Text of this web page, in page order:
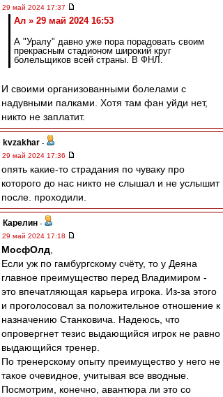
29 май 2024 17:37
Ал » 29 май 2024 16:53
А "Уралу" давно уже пора порадовать своим
прекрасным стадионом широкий круг
болельщиков всей страны. В ФНЛ.
И своими организованными болелами с
надувными палками. Хотя там фан уйди нет,
никто не заплатит.
kvzakhar -
29 май 2024 17:36
опять какие-то страдания по чуваку про
которого до нас никто не слышал и не услышит
после. проходили.
Карелин -
29 май 2024 17:18
МосфОлд
Если уж по гамбургскому счёту, то у Деяна
главное преимущество перед Владимиром -
это впечатляющая карьера игрока. Из-за этого
и проголосовал за положительное отношение к
назначению Станковича. Надеюсь, что
опровергнет тезис выдающийся игрок не равно
выдающийся тренер.
По тренерскому опыту преимущество у него не
такое очевидное, учитывая все вводные.
Посмотрим, конечно, авантюра ли это со